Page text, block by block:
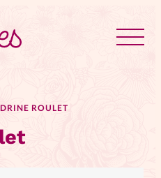
Actus
ROULET